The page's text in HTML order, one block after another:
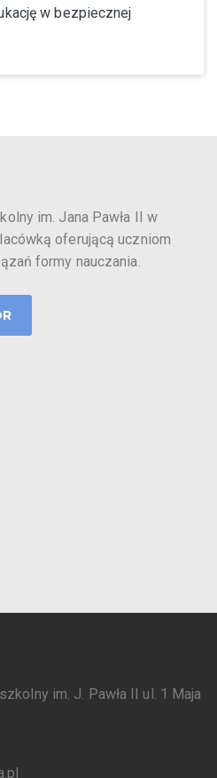
w bezpiecznej
im. Jana Pawła II w
oferującą uczniom
formy nauczania.
im. J. Pawła II ul. 1 Maja